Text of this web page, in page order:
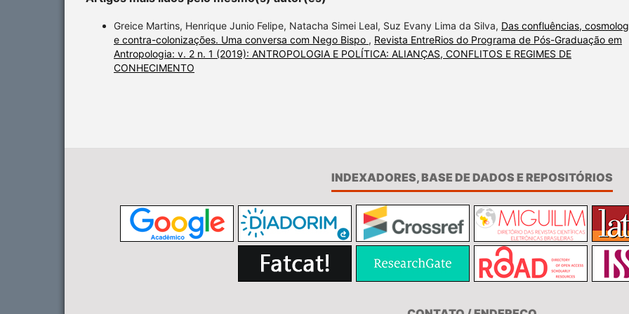
Greice Martins, Henrique Junio Felipe, Natacha Simei Leal, Suz Evany Lima da Silva, Das confluências,
e contra-colonizações. Uma conversa com Nego Bispo , Revista EntreRios do Programa de Pós-Graduação em
Antropologia: v. 2 n. 1 (2019): ANTROPOLOGIA E POLÍTICA: ALIANÇAS, CONFLITOS E REGIMES DE
CONHECIMENTO
INDEXADORES, BASE DE DADOS E REPOSITÓRIOS